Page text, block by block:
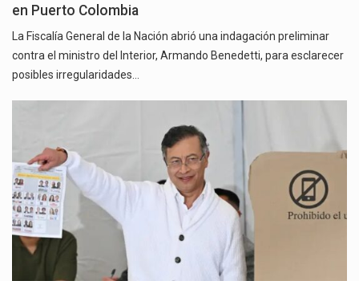
en Puerto Colombia
La Fiscalía General de la Nación abrió una indagación preliminar
contra el ministro del Interior, Armando Benedetti, para esclarecer
posibles irregularidades…